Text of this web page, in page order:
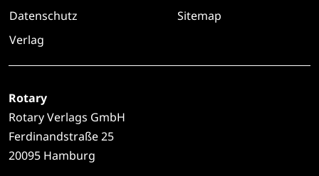
Datenschutz
Sitemap
Verlag
Rotary
Rotary Verlags GmbH
Ferdinandstraße 25
20095 Hamburg